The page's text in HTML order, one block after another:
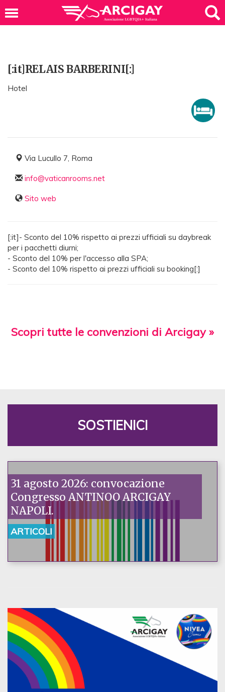
[:it]RELAIS BARBERINI[:]
Hotel
Via Lucullo 7, Roma
info@vaticanrooms.net
Sito web
[:it]- Sconto del 10% rispetto ai prezzi ufficiali su daybreak
per i pacchetti diurni;
- Sconto del 10% per l'accesso alla SPA;
- Sconto del 10% rispetto ai prezzi ufficiali su booking[:]
Scopri tutte le convenzioni di Arcigay »
SOSTIENICI
31 agosto 2026: convocazione
Congresso ANTINOO ARCIGAY
NAPOLI.
ARTICOLI